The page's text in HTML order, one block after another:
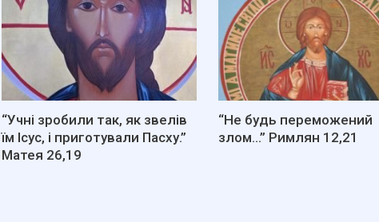
“Учні зробили так, як звелів
їм Ісус, і приготували Пасху.”
Матея 26,19
“Не будь переможений
злом…” Римлян 12,21